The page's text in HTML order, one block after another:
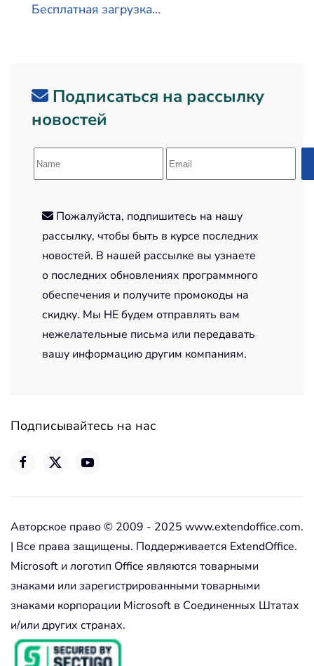
Бесплатная загрузка...
Подписаться на рассылку
новостей
Пожалуйста, подпишитесь на нашу
рассылку, чтобы быть в курсе последних
новостей. В нашей рассылке вы узнаете
о последних обновлениях программного
обеспечения и получите промокоды на
скидку. Мы НЕ будем отправлять вам
нежелательные письма или передавать
вашу информацию другим компаниям.
Подписывайтесь на нас
Авторское право © 2009 - 2025 www.extendoffice.com.
| Все права защищены. Поддерживается ExtendOffice.
Microsoft и логотип Office являются товарными
знаками или зарегистрированными товарными
знаками корпорации Microsoft в Соединенных Штатах
и/или других странах.